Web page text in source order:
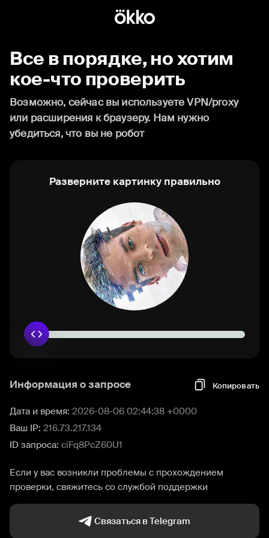
Все в порядке, но хотим
кое-что проверить
Возможно, сейчас вы используете VPN/proxy
или расширения к браузеру. Нам нужно
убедиться, что вы не робот
Разверните картинку правильно
Информация о запросе Копировать
Дата и время: 2026-08-06 02:44:38 +0000
Ваш IP: 216.73.217.134
ID запроса: ciFq8PcZ60U1
Если у вас возникли проблемы с прохождением
проверки, свяжитесь со службой поддержки
Связаться в Telegram